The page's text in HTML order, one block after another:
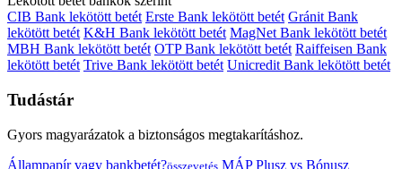
CIB Bank lekötött betét Erste Bank lekötött betét Gránit Bank
lekötött betét K&H Bank lekötött betét MagNet Bank lekötött betét
MBH Bank lekötött betét OTP Bank lekötött betét Raiffeisen Bank
lekötött betét Trive Bank lekötött betét Unicredit Bank lekötött betét
Tudástár
Gyors magyarázatok a biztonságos megtakarításhoz.
Állampapír vagy bankbetét?összevetés MÁP Plusz vs Bónusz